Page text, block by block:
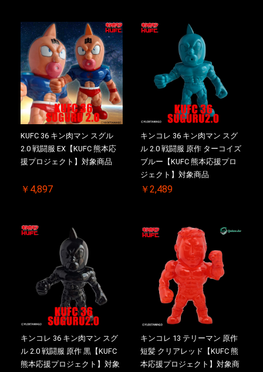
KUFC 36 キン肉マン スグル
2.0 戦闘服 EX【KUFC 熊本応
援プロジェクト】対象商品
￥4,897
キンコレ 36 キン肉マン スグ
ル 2.0 戦闘服 原作 ターコイズ
ブルー【KUFC 熊本応援プロ
ジェクト】対象商品
￥2,489
キンコレ 36 キン肉マン スグ
ル 2.0 戦闘服 原作 黒【KUFC
熊本応援プロジェクト】対象
キンコレ 13 テリーマン 原作
短髪 クリアレッド【KUFC 熊
本応援プロジェクト】対象商